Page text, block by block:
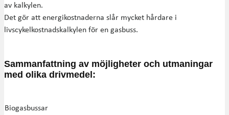
av kalkylen.
Det gör att energikostnaderna slår mycket hårdare i
livscykelkostnadskalkylen för en gasbuss.
Sammanfattning av möjligheter och utmaningar
med olika drivmedel:
Biogasbussar